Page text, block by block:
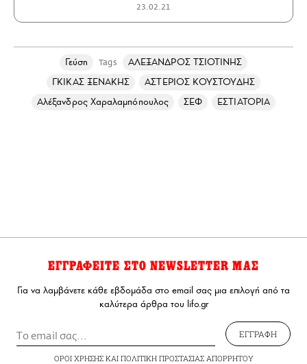
23.02.21
Γεύση Tags
ΑΛΕΞΑΝΔΡΟΣ ΤΣΙΟΤΙΝΗΣ
ΓΚΙΚΑΣ ΞΕΝΑΚΗΣ
ΑΣΤΕΡΙΟΣ ΚΟΥΣΤΟΥΔΗΣ
Αλέξανδρος Χαραλαμπόπουλος
ΣΕΦ ΕΣΤΙΑΤΟΡΙΑ
ΕΓΓΡΑΦΕΙΤΕ ΣΤΟ NEWSLETTER ΜΑΣ
Για να λαμβάνετε κάθε εβδομάδα στο email σας μια επιλογή από τα
καλύτερα άρθρα του lifo.gr
ΕΓΓΡΑΦΗ
ΟΡΟΙ ΧΡΗΣΗΣΚΑΙ ΠΟΛΙΤΙΚΗ ΠΡΟΣΤΑΣΙΑΣ ΑΠΟΡΡΗΤΟΥ